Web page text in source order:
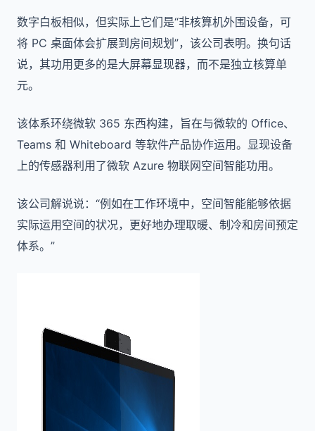
数字白板相似，但实际上它们是“非核算机外围设备，可
将 PC 桌面体会扩展到房间规划”，该公司表明。换句话
说，其功用更多的是大屏幕显现器，而不是独立核算单
元。
该体系环绕微软 365 东西构建，旨在与微软的 Office、
Teams 和 Whiteboard 等软件产品协作运用。显现设备
上的传感器利用了微软 Azure 物联网空间智能功用。
该公司解说说：“例如在工作环境中，空间智能能够依据
实际运用空间的状况，更好地办理取暖、制冷和房间预定
体系。”